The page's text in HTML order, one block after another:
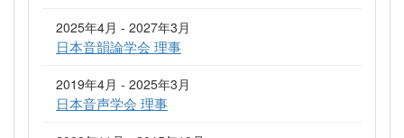
2025年4月 - 2027年3月
日本音韻論学会 理事
2019年4月 - 2025年3月
日本音声学会 理事